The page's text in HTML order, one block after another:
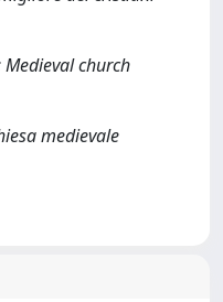
church
medievale